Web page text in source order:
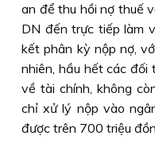
an để thu hồi nợ thuế
DN đến trực tiếp làm
kết phân kỳ nộp nợ,
nhiên, hầu hết các
về tài chính, không
chỉ xử lý nộp vào
được trên 700 triệu